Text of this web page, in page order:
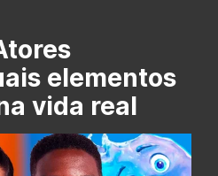
elementos
vida real